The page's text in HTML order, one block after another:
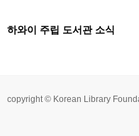
하와이 주립 도서관 소식
copyright © Korean Library